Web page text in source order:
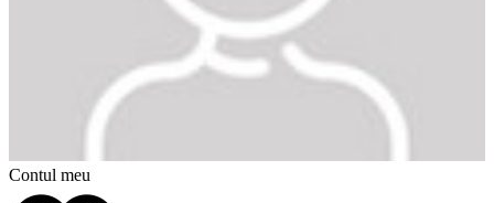
Contul meu